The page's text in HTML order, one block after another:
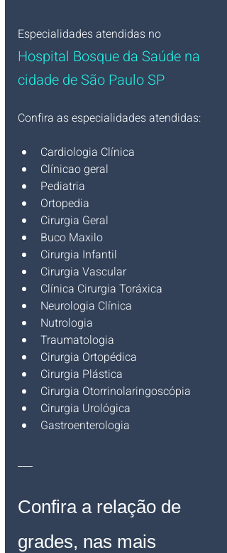
Especialidades atendidas no
Hospital Bosque da Saúde na
cidade de São Paulo SP
Confira as especialidades atendidas:
Cardiologia Clínica
Clínicao geral
Pediatria
Ortopedia
Cirurgia Geral
Buco Maxilo
Cirurgia Infantil
Cirurgia Vascular
Clínica Cirurgia Toráxica
Neurologia Clínica
Nutrologia
Traumatologia
Cirurgia Ortopédica
Cirurgia Plástica
Cirurgia Otorrinolaringoscópia
Cirurgia Urológica
Gastroenterologia
___
Confira a relação de
grades, nas mais